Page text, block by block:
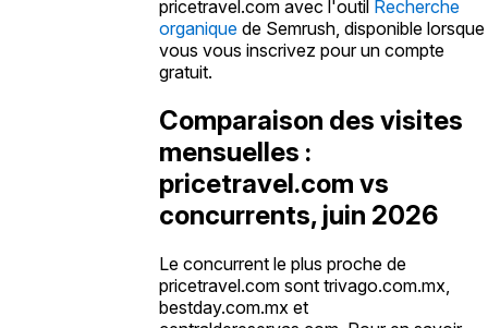
pricetravel.com avec l'outil Recherche
organique de Semrush, disponible lorsque
vous vous inscrivez pour un compte
gratuit.
Comparaison des visites
mensuelles :
pricetravel.com vs
concurrents, juin 2026
Le concurrent le plus proche de
pricetravel.com sont trivago.com.mx,
bestday.com.mx et